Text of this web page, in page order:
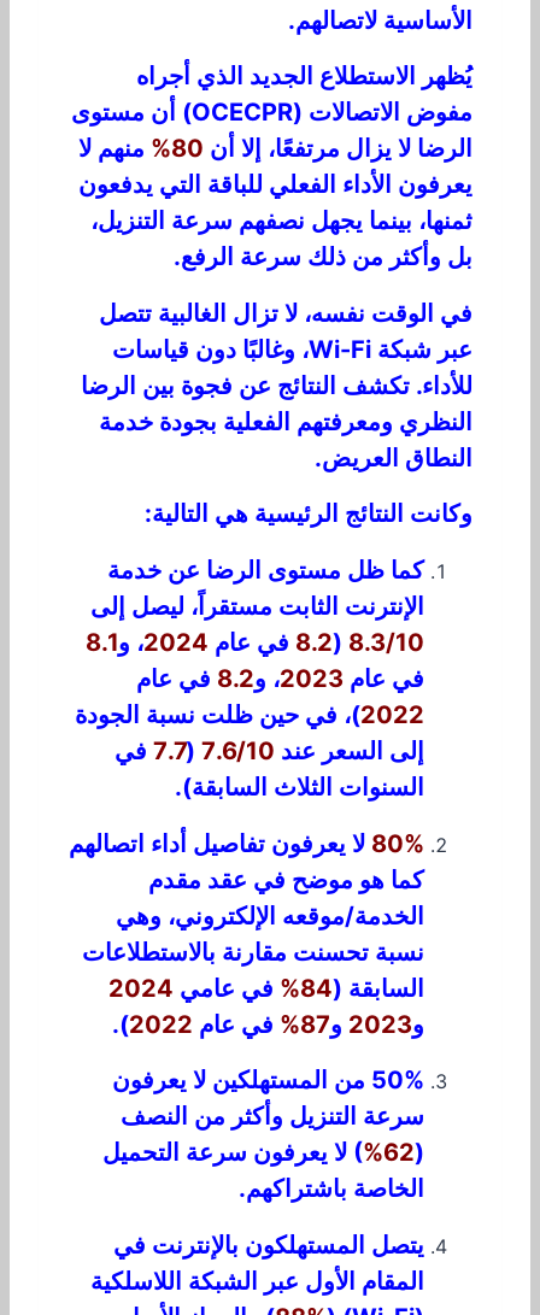
الأساسية لاتصالهم.
يُظهر الاستطلاع الجديد الذي أجراه
مفوض الاتصالات (OCECPR) أن مستوى
الرضا لا يزال مرتفعًا، إلا أن 80%
منهم لا
يعرفون الأداء الفعلي للباقة التي يدفعون
ثمنها، بينما يجهل نصفهم سرعة التنزيل،
بل وأكثر من ذلك سرعة الرفع.
في الوقت نفسه، لا تزال الغالبية تتصل
عبر شبكة Wi-Fi، وغالبًا دون قياسات
للأداء. تكشف النتائج عن فجوة بين الرضا
النظري ومعرفتهم الفعلية بجودة خدمة
النطاق العريض.
وكانت النتائج الرئيسية هي التالية:
كما ظل مستوى الرضا عن خدمة
الإنترنت الثابت مستقراً، ليصل إلى
8.3/10
(
8.2 في عام 2024، و8.1
في عام 2023، و8.2 في عام
2022)، في حين ظلت نسبة الجودة
إلى السعر عند
(
7.7 في
السنوات الثلاث السابقة).
80% لا يعرفون تفاصيل أداء اتصالهم
كما هو موضح في عقد مقدم
الخدمة/موقعه الإلكتروني، وهي
نسبة تحسنت مقارنة بالاستطلاعات
السابقة (84% في عامي 2024
و2023 و87% في عام 2022
).
50% من المستهلكين لا يعرفون
سرعة التنزيل وأكثر من النصف
(
62%
) لا يعرفون سرعة التحميل
الخاصة باشتراكهم.
يتصل المستهلكون بالإنترنت في
المقام الأول عبر الشبكة اللاسلكية